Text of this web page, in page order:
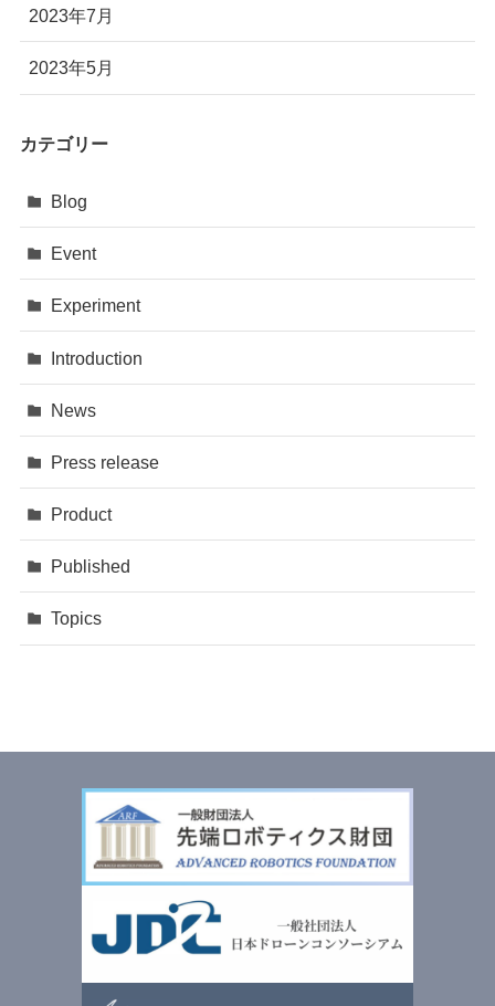
2023年7月
2023年5月
カテゴリー
Blog
Event
Experiment
Introduction
News
Press release
Product
Published
Topics